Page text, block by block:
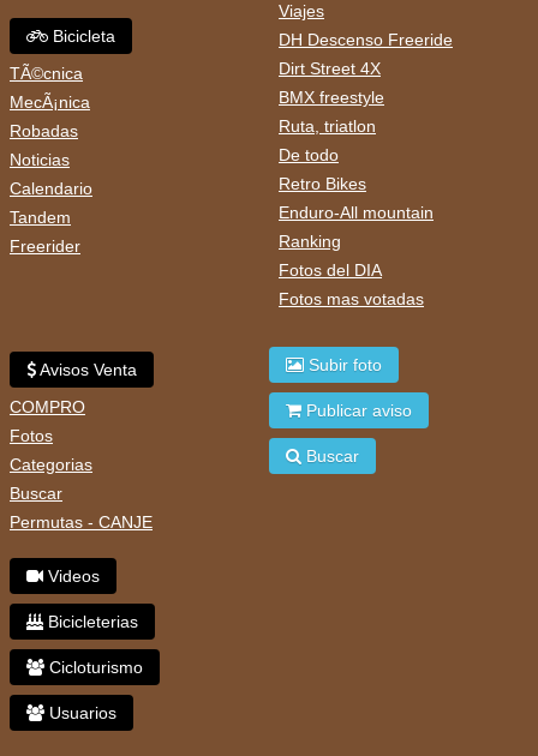
Bicicleta
TÃ©cnica
MecÃ¡nica
Robadas
Noticias
Calendario
Tandem
Freerider
Viajes
DH Descenso Freeride
Dirt Street 4X
BMX freestyle
Ruta, triatlon
De todo
Retro Bikes
Enduro-All mountain
Ranking
Fotos del DIA
Fotos mas votadas
Avisos Venta
COMPRO
Fotos
Categorias
Buscar
Permutas - CANJE
Videos
Bicicleterias
Cicloturismo
Usuarios
Subir foto
Publicar aviso
Buscar